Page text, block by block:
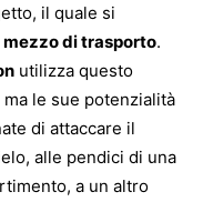
il quale si
mezzo di trasporto.
utilizza questo
le sue potenzialità
di attaccare il
alle pendici di una
a un altro